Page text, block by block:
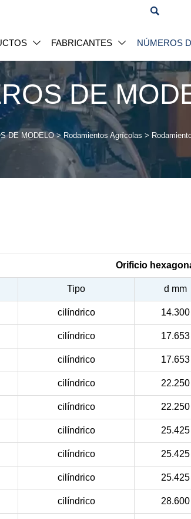
DE
DE MODELO> Rodamientos Agrícolas >
Orificio
Tipo d mm
cilíndrico 14.300
cilíndrico 17.653
cilíndrico 17.653
cilíndrico 22.250
cilíndrico 22.250
cilíndrico 25.425
cilíndrico 25.425
cilíndrico 25.425
cilíndrico 28.600

 FABRICANTES  NÚMEROS